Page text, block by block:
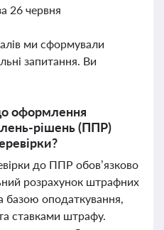
26 червня
ми сформували
запитання. Ви
оформлення
рішень (ППР)
до ППР обов’язково
розрахунок штрафних
базою оподаткування,
ставками штрафу.